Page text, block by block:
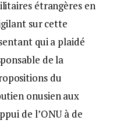
étrangères en
sur cette
qui a plaidé
de la
du
onusien aux
de l’ONU à de